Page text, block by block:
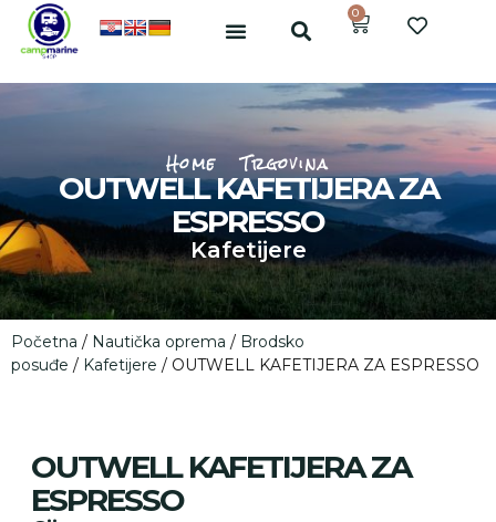
0
Home Trgovina
OUTWELL KAFETIJERA ZA
ESPRESSO
Kafetijere
Početna / Nautička oprema / Brodsko
posuđe / Kafetijere / OUTWELL KAFETIJERA ZA ESPRESSO
OUTWELL KAFETIJERA ZA
ESPRESSO